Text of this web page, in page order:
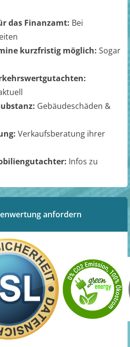
das Finanzamt: Bei
kurzfristig möglich: Sogar
Gebäudeschäden &
Verkaufsberatung ihrer
Infos zu
anfordern